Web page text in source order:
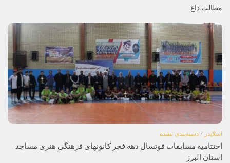
مطالب داغ
اسلایدر / دسته‌بندی نشده
اختتامیه مسابقات فوتسال دهه فجر کانونهای فرهنگی هنری مساجد
استان البرز